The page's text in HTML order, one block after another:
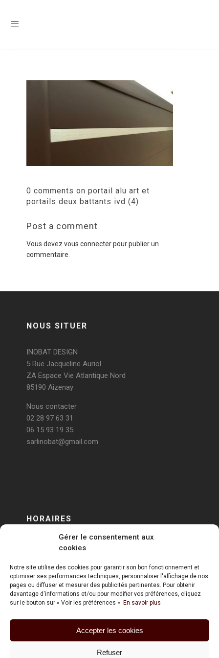
Gérer le consentement aux
cookies
Notre site utilise des cookies pour garantir son bon fonctionnement et
optimiser ses performances techniques, personnaliser l'affichage de nos
pages ou diffuser et mesurer des publicités pertinentes. Pour obtenir
davantage d'informations et/ou pour modifier vos préférences, cliquez
sur le bouton sur « Voir les préférences ». En savoir plus
Accepter les cookies
Refuser
0 comments on portail alu art et
portails deux battants ivd (4)
Post a comment
Vous devez vous connecterpour publier un
commentaire.
NOUS SITUER
INOBAT DESIGN
5 Rue Jacqueline Auriol
ZA Espace Vie Atlantique Nord
85190 Aizenay
Nous contacter
02 28 97 63 31
06 15 93 19 35
sarlinobat@gmail.com
HORAIRES
DU LUNDI AU VENDREDI